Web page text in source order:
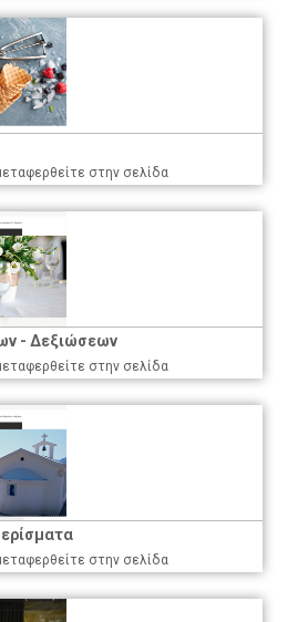
στην σελίδα
- Δεξιώσεων
στην σελίδα
στην σελίδα